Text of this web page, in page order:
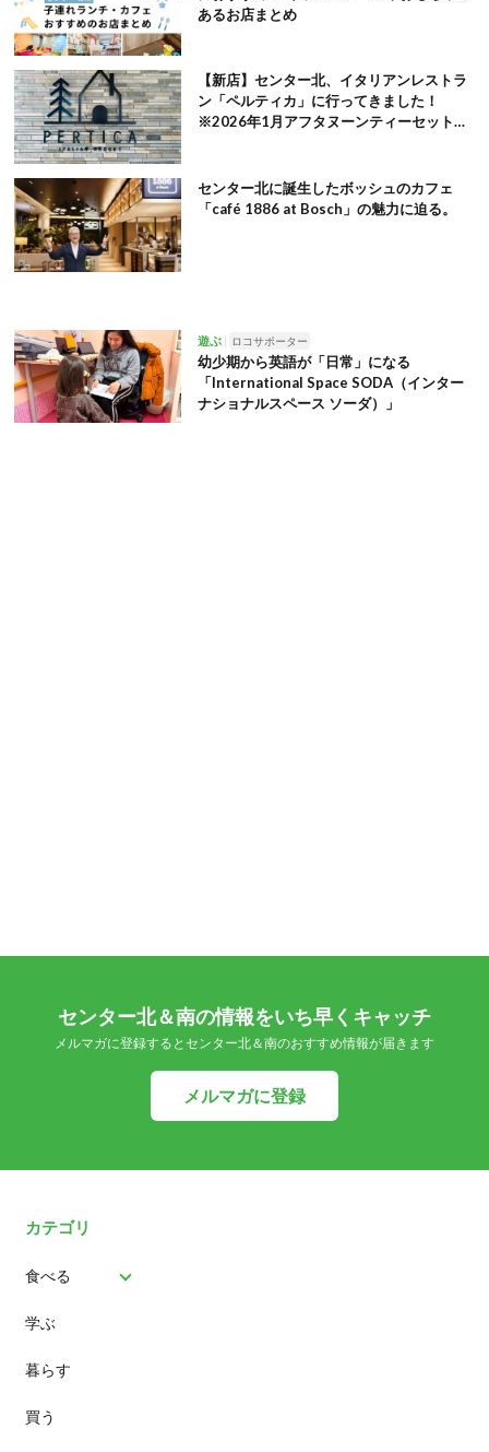
あるお店まとめ
【新店】センター北、イタリアンレストラ
ン「ペルティカ」に行ってきました！
※2026年1月アフタヌーンティーセット追
センター北に誕生したボッシュのカフェ
「café 1886 at Bosch」の魅力に迫る。
遊ぶ ロコサポーター
幼少期から英語が「日常」になる
「International Space SODA（インター
ナショナルスペース ソーダ）」
センター北＆南の情報をいち早くキャッチ
メルマガに登録するとセンター北＆南のおすすめ情報が届きます
メルマガに登録
カテゴリ
食べる
パン
スイーツ
ランチ
学ぶ
暮らす
買う